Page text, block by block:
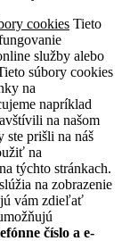
cookies Tieto
služby alebo
súbory cookies
na
napríklad
na našom
ste prišli na náš
na
týchto stránkach.
na zobrazenie
vám zdieľať
číslo a e-